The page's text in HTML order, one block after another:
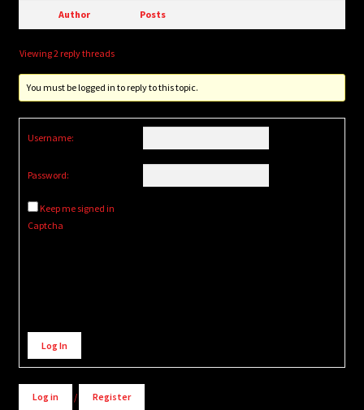
Author Posts
Viewing 2 reply threads
You must be logged in to reply to this topic.
Username:
Password:
Keep me signed in
Captcha
Alternative:
Log In
Log in / Register